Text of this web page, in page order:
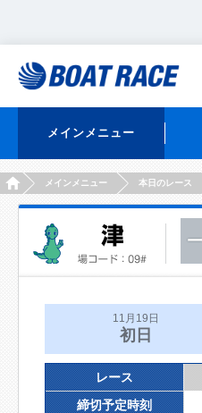
メインメニュー
HOMEメインメニュー 本日のレース
11月19日
初日
レース
締切予定時刻